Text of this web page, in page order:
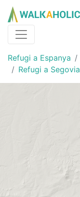
Refugi a Espanya
Refugi a Segovia